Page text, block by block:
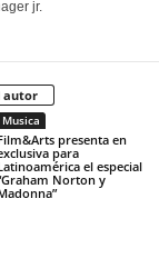
jr.
autor
Musica
presenta en
para
el especial
Norton y